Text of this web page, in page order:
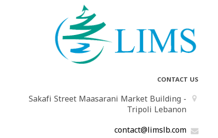
CONTACT US
Sakafi Street Maasarani Market Building -
Tripoli Lebanon
contact@limslb.com